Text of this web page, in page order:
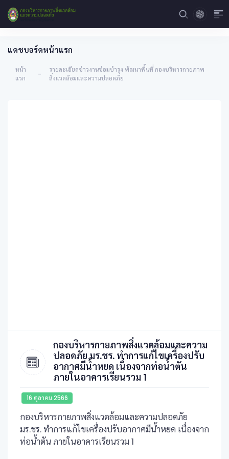
แดชบอร์ดหน้าแรก
หน้า
แรก
-
รายละเอียดข่าวงานซ่อมบำรุง พัฒนาพื้นที่ กองบริหารกายภาพ
สิ่งแวดล้อมและความปลอดภัย
กองบริหารกายภาพสิ่งแวดล้อมและความ
ปลอดภัย มร.ชร. ทำการแก้ไขเครื่องปรับ
อากาศมีน้ำหยด เนื่องจากท่อน้ำตัน
ภายในอาคารเรียนรวม 1
16 ตุลาคม 2566
กองบริหารกายภาพสิ่งแวดล้อมและความปลอดภัย
มร.ชร. ทำการแก้ไขเครื่องปรับอากาศมีน้ำหยด เนื่องจาก
ท่อน้ำตัน ภายในอาคารเรียนรวม 1